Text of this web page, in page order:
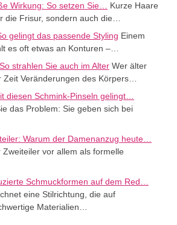
Wirkung: So setzen Sie…
Kurze Haare
die Frisur, sondern auch die…
gelingt das passende Styling Einem
es oft etwas an Konturen –…
strahlen Sie auch im Alter Wer älter
Veränderungen des Körpers…
diesen Schmink-Pinseln gelingt…
das Problem: Sie geben sich bei
Warum der Damenanzug heute…
vor allem als formelle
Schmuckformen auf dem Red…
eine Stilrichtung, die auf
Materialien…